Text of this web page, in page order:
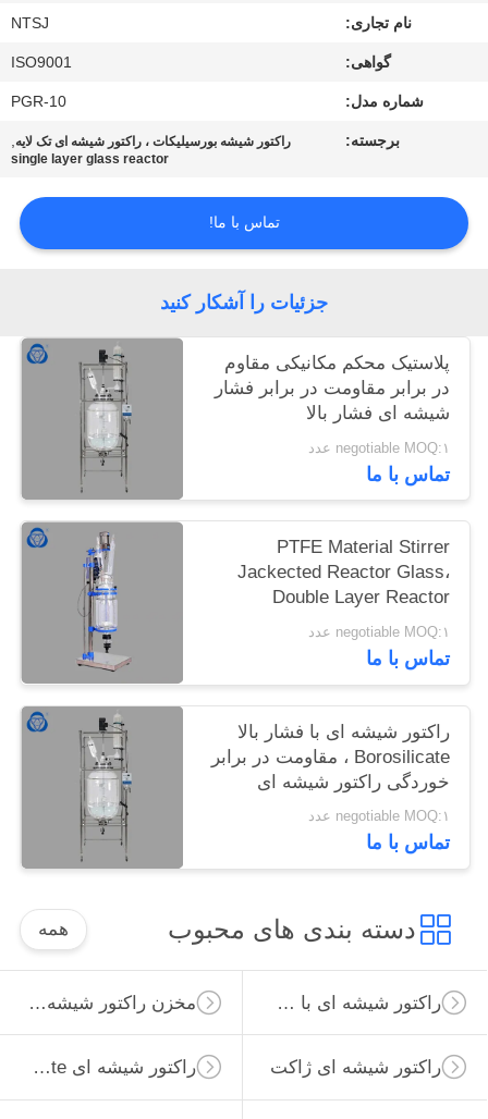
PRIVACY
POLICY
نام تجاری: NTSJ
گواهی: ISO9001
شماره مدل: PGR-10
برجسته: راکتور شیشه بورسیلیکات ، راکتور شیشه ای تک لایه,
single layer glass reactor
تماس با ما!
جزئیات را آشکار کنید
پلاستیک محکم مکانیکی مقاوم
در برابر مقاومت در برابر فشار
شیشه ای فشار بالا
negotiable MOQ:۱ عدد
تماس با ما
PTFE Material Stirrer
Jackected Reactor Glass،
Double Layer Reactor
Explusion Reactor Glass
negotiable MOQ:۱ عدد
تماس با ما
راکتور شیشه ای با فشار بالا
Borosilicate ، مقاومت در برابر
خوردگی راکتور شیشه ای
آزمایشگاهی
negotiable MOQ:۱ عدد
تماس با ما
دسته بندی های محبوب همه
مخزن راکتور شیشه ای راکتور شیشه ای با فشار بالا
راکتور شیشه ای Borosilicate راکتور شیشه ای ژاکت